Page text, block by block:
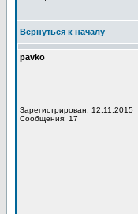
Вернуться к началу
pavko
Зарегистрирован: 12.11.2015
Сообщения: 17